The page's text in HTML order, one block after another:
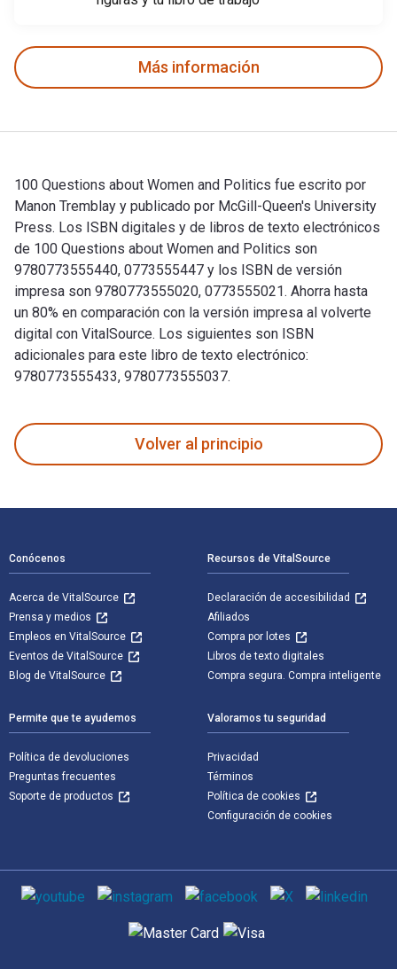
Más información
100 Questions about Women and Politics fue escrito por
Manon Tremblay y publicado por McGill-Queen's University
Press. Los ISBN digitales y de libros de texto electrónicos
de 100 Questions about Women and Politics son
9780773555440, 0773555447 y los ISBN de versión
impresa son 9780773555020, 0773555021. Ahorra hasta
un 80% en comparación con la versión impresa al volverte
digital con VitalSource. Los siguientes son ISBN
adicionales para este libro de texto electrónico:
9780773555433, 9780773555037.
Volver al principio
Conócenos
Acerca de VitalSource
Prensa y medios
Empleos en VitalSource
Eventos de VitalSource
Blog de VitalSource
Recursos de VitalSource
Declaración de accesibilidad
Afiliados
Compra por lotes
Libros de texto digitales
Compra segura. Compra inteligente
Permite que te ayudemos
Política de devoluciones
Preguntas frecuentes
Soporte de productos
Valoramos tu seguridad
Privacidad
Términos
Política de cookies
Configuración de cookies
Medios de comunicación social
Métodos de pago admitidos